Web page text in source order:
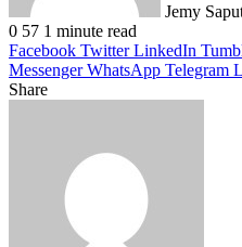
Jemy
0 57 1 minute read
Facebook Twitter LinkedIn
Messenger WhatsApp Telegram
Share